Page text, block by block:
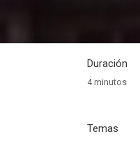
Duración
4 minutos
Temas